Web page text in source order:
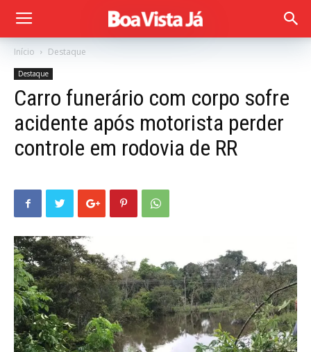
Início Destaque
Destaque
Carro funerário com corpo sofre
acidente após motorista perder
controle em rodovia de RR